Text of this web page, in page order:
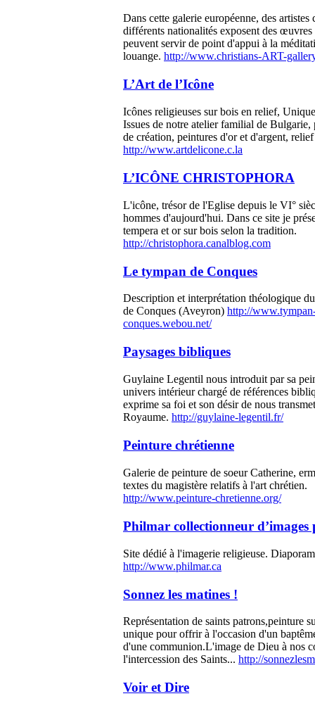
Dans cette galerie européenne, des artistes
différents nationalités exposent des œuvres
peuvent servir de point d'appui à la
louange. http://www.christians-ART-
L’Art de l’Icône
Icônes religieuses sur bois en relief,
Issues de notre atelier familial de Bulgarie,
de création, peintures d'or et d'argent,
http://www.artdelicone.c.la
L’ICÔNE CHRISTOPHORA
L'icône, trésor de l'Eglise depuis le VI°
hommes d'aujourd'hui. Dans ce site je
tempera et or sur bois selon la tradition.
http://christophora.canalblog.com
Le tympan de Conques
Description et interprétation théologique
de Conques (Aveyron) http://
conques.webou.net/
Paysages bibliques
Guylaine Legentil nous introduit par sa
univers intérieur chargé de références
exprime sa foi et son désir de nous
Royaume. http://guylaine-legentil.fr/
Peinture chrétienne
Galerie de peinture de soeur Catherine,
textes du magistère relatifs à l'art chrétien.
http://www.peinture-chretienne.org/
Philmar collectionneur d’images
Site dédié à l'imagerie religieuse.
http://www.philmar.ca
Sonnez les matines !
Représentation de saints patrons,peinture
unique pour offrir à l'occasion d'un
d'une communion.L'image de Dieu à nos
l'intercession des Saints... http://
Voir et Dire